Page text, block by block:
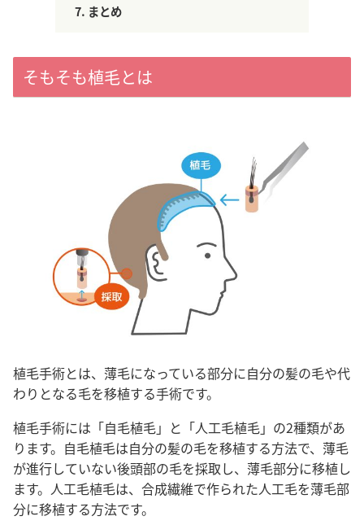
まとめ
そもそも植毛とは
植毛手術とは、薄毛になっている部分に自分の髪の毛や代
わりとなる毛を移植する手術です。
植毛手術には「自毛植毛」と「人工毛植毛」の2種類があ
ります。自毛植毛は自分の髪の毛を移植する方法で、薄毛
が進行していない後頭部の毛を採取し、薄毛部分に移植し
ます。人工毛植毛は、合成繊維で作られた人工毛を薄毛部
分に移植する方法です。